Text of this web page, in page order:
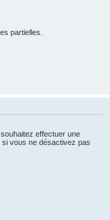
partielles.
effectuer une
vous ne désactivez pas